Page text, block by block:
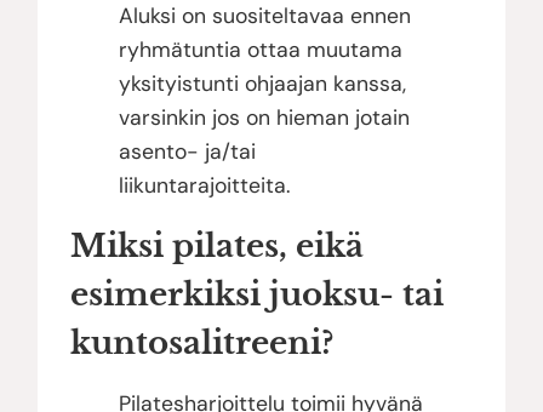
Aluksi on suositeltavaa ennen
ryhmätuntia ottaa muutama
yksityistunti ohjaajan kanssa,
varsinkin jos on hieman jotain
asento- ja/tai
liikuntarajoitteita.
Miksi pilates, eikä
esimerkiksi juoksu- tai
kuntosalitreeni?
Pilatesharjoittelu toimii hyvänä